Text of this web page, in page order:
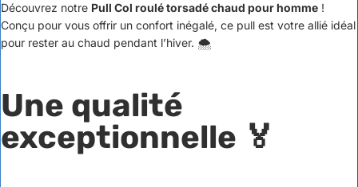
Découvrez notre Pull Col roulé torsadé chaud pour homme !
Conçu pour vous offrir un confort inégalé, ce pull est votre allié idéal
pour rester au chaud pendant l’hiver. 🌨️
Une qualité
exceptionnelle 🏅